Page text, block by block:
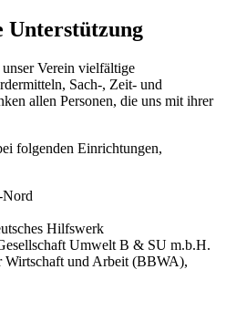
Unterstützung
Verein vielfältige
Sach-, Zeit- und
allen Personen, die uns mit ihrer
folgenden Einrichtungen,
Hilfswerk
Umwelt B & SU m.b.H.
Wirtschaft und Arbeit (BBWA),